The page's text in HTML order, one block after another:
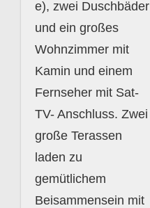
e), zwei Duschbäder
und ein großes
Wohnzimmer mit
Kamin und einem
Fernseher mit Sat-
TV- Anschluss. Zwei
große Terassen
laden zu
gemütlichem
Beisammensein mit